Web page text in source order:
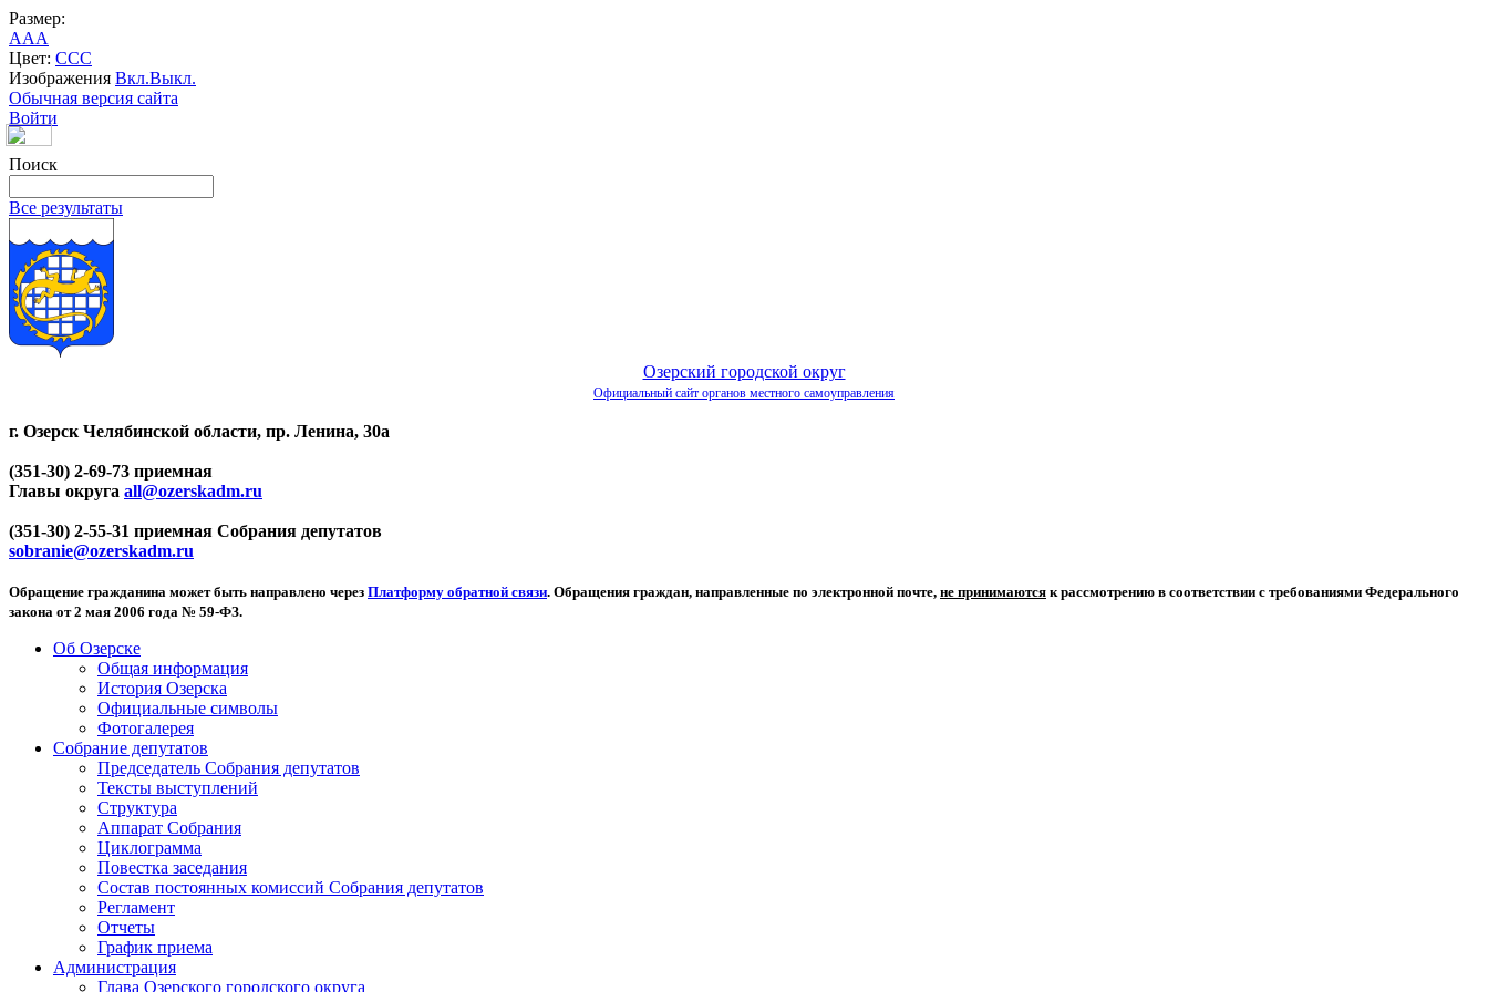
Размер:
AAA
Цвет: CCC
Изображения Вкл.Выкл.
Обычная версия сайта
Войти
Поиск
Все результаты
Озерский городской округ
Официальный сайт органов местного самоуправления
г. Озерск Челябинской области, пр. Ленина, 30а
(351-30) 2-69-73 приемная
Главы округа all@ozerskadm.ru
(351-30) 2-55-31 приемная Собрания депутатов
sobranie@ozerskadm.ru
Обращение гражданина может быть направлено через Платформу обратной связи. Обращения граждан, направленные по электронной почте, не принимаются к рассмотрению в соответствии с требованиями Федерального
закона от 2 мая 2006 года № 59-ФЗ.
Об Озерске
Общая информация
История Озерска
Официальные символы
Фотогалерея
Собрание депутатов
Председатель Собрания депутатов
Тексты выступлений
Структура
Аппарат Собрания
Циклограмма
Повестка заседания
Состав постоянных комиссий Собрания депутатов
Регламент
Отчеты
График приема
Администрация
Глава Озерского городского округа